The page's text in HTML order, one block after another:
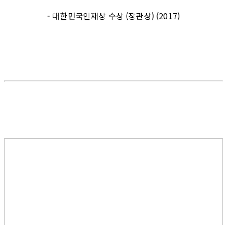
- 대한민국인재상 수상 (장관상) (2017)